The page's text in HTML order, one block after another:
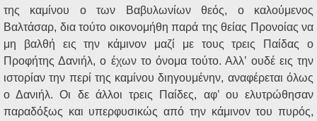
της καμίνου ο των Βαβυλωνίων θεός, ο καλούμενος
Βαλτάσαρ, δια τούτο οικονομήθη παρά της θείας Προνοίας να
μη βαλθή εις την κάμινον μαζί με τους τρεις Παίδας ο
Προφήτης Δανιήλ, ο έχων το όνομα τούτο. Αλλ’ ουδέ εις την
ιστορίαν την περί της καμίνου διηγουμένην, αναφέρεται όλως
ο Δανιήλ. Οι δε άλλοι τρεις Παίδες, αφ’ ου ελυτρώθησαν
παραδόξως και υπερφυσικώς από την κάμινον του πυρός,